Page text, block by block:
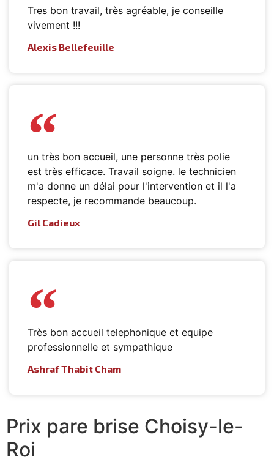
Tres bon travail, très agréable, je conseille
vivement !!!
Alexis Bellefeuille
un très bon accueil, une personne très polie
est très efficace. Travail soigne. le technicien
m'a donne un délai pour l'intervention et il l'a
respecte, je recommande beaucoup.
Gil Cadieux
Très bon accueil telephonique et equipe
professionnelle et sympathique
Ashraf Thabit Cham
Prix pare brise Choisy-le-
Roi